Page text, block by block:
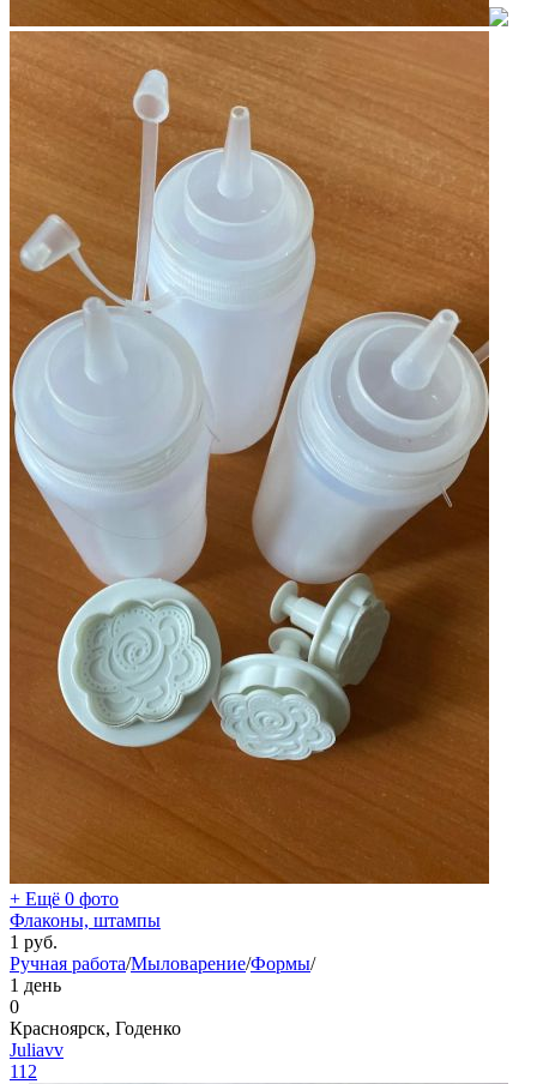
+ Ещё 0 фото
Флаконы, штампы
1 руб.
Ручная работа/Мыловарение/Формы/
1 день
0
Красноярск, Годенко
Juliavv
112